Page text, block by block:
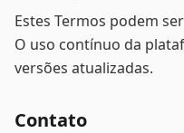
Estes Termos podem
O uso contínuo da
versões atualizadas.
Contato